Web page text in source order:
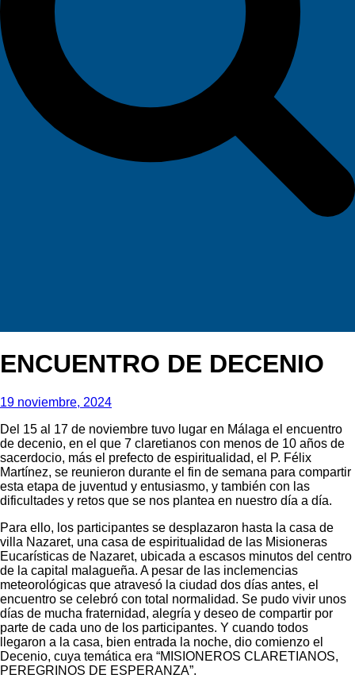
ENCUENTRO DE DECENIO
19 noviembre, 2024
Del 15 al 17 de noviembre tuvo lugar en Málaga el encuentro
de decenio, en el que 7 claretianos con menos de 10 años de
sacerdocio, más el prefecto de espiritualidad, el P. Félix
Martínez, se reunieron durante el fin de semana para compartir
esta etapa de juventud y entusiasmo, y también con las
dificultades y retos que se nos plantea en nuestro día a día.
Para ello, los participantes se desplazaron hasta la casa de
villa Nazaret, una casa de espiritualidad de las Misioneras
Eucarísticas de Nazaret, ubicada a escasos minutos del centro
de la capital malagueña. A pesar de las inclemencias
meteorológicas que atravesó la ciudad dos días antes, el
encuentro se celebró con total normalidad. Se pudo vivir unos
días de mucha fraternidad, alegría y deseo de compartir por
parte de cada uno de los participantes. Y cuando todos
llegaron a la casa, bien entrada la noche, dio comienzo el
Decenio, cuya temática era “MISIONEROS CLARETIANOS,
PEREGRINOS DE ESPERANZA”.